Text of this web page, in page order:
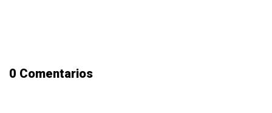
0 Comentarios